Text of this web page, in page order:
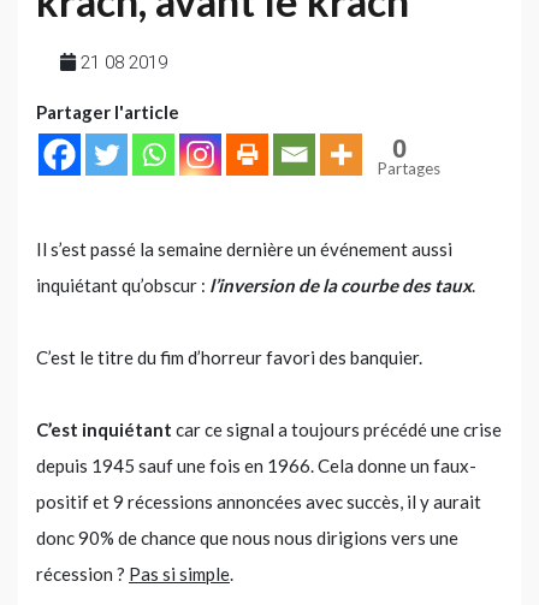
21 08 2019
Partager l'article
0
Partages
Il s’est passé la semaine dernière un événement aussi
inquiétant qu’obscur : l’inversion de la courbe des taux.
C’est le titre du fim d’horreur favori des banquier.
C’est inquiétant car ce signal a toujours précédé une crise
depuis 1945 sauf une fois en 1966. Cela donne un faux-
positif et 9 récessions annoncées avec succès, il y aurait
donc 90% de chance que nous nous dirigions vers une
récession ? Pas si simple